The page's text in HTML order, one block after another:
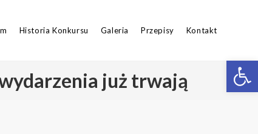
Historia Konkursu Galeria Przepisy Kontakt
już trwają